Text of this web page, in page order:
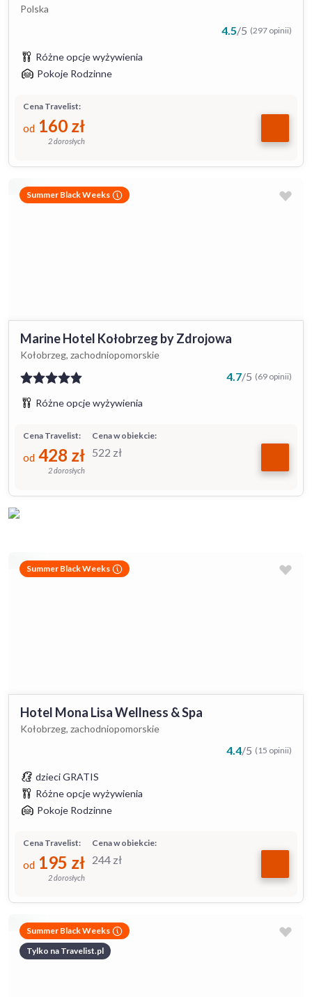
Polska
4.5/5 (297 opinii)
Różne opcje wyżywienia
Pokoje Rodzinne
Cena Travelist:
od 160 zł
2 dorosłych
Summer Black Weeks
Marine Hotel Kołobrzeg by Zdrojowa
Kołobrzeg, zachodniopomorskie
4.7/5 (69 opinii)
Różne opcje wyżywienia
Cena w obiekcie:
522 zł
Cena Travelist:
od 428 zł
2 dorosłych
Summer Black Weeks
Hotel Mona Lisa Wellness & Spa
Kołobrzeg, zachodniopomorskie
4.4/5 (15 opinii)
dzieci GRATIS
Różne opcje wyżywienia
Pokoje Rodzinne
Cena w obiekcie:
244 zł
Cena Travelist:
od 195 zł
2 dorosłych
Summer Black Weeks
Tylko na Travelist.pl